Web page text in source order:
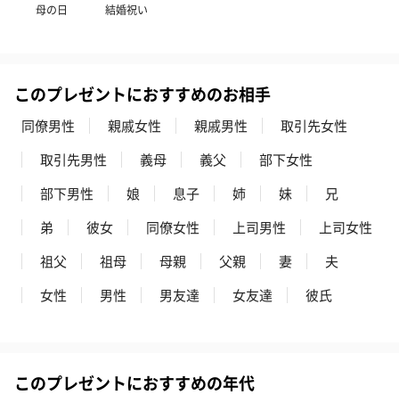
母の日 結婚祝い
このプレゼントにおすすめのお相手
同僚男性 親戚女性 親戚男性
取引先女性
取引先男性
義母 義父
部下女性
部下男性
娘 息子 姉 妹
兄
弟
彼女 同僚女性 上司男性
上司女性
祖父
祖母 母親 父親 妻
夫
女性
男性 男友達 女友達 彼氏
このプレゼントにおすすめの年代